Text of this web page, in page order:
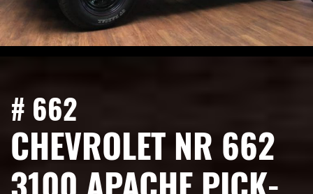
# 662
CHEVROLET NR 662